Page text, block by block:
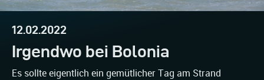
12.02.2022
Irgendwo bei Bolonia
Es sollte eigentlich ein gemütlicher Tag am Strand